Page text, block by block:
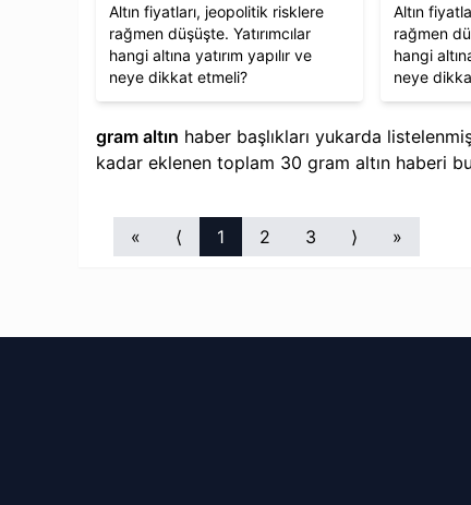
Altın fiyatları, jeopolitik risklere
rağmen düşüşte. Yatırımcılar
hangi altına yatırım yapılır ve
neye dikkat etmeli?
Altın
rağmen
hangi
neye
gram altın haber başlıkları yukarda
kadar eklenen toplam 30 gram altın haberi
« ⟨ 1 2 3 ⟩ »